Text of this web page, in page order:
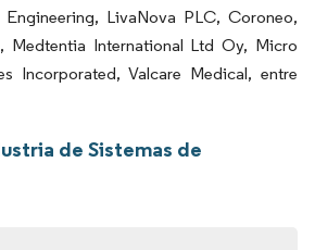
LivaNova PLC, Coroneo,
Medtentia International Ltd Oy, Micro
Incorporated, Valcare Medical, entre
de Sistemas de